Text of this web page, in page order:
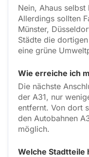
Nein, Ahaus
Allerdings sollten
Münster,
Städte die
eine grüne
Wie erreiche ich
Die nächste
der A31, nur
entfernt. Von dort
den Autobahnen
möglich.
Welche Stadtteile